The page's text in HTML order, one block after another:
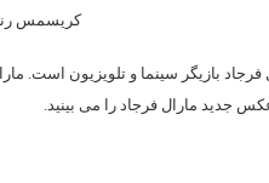
تهران است. مارال فرجاد بازیگر سینما و
جدید مارال فرجاد را می بینید.